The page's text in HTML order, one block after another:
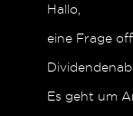
Hallo,
eine Frage
Es geht um